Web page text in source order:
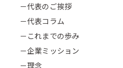
－代表のご挨拶
－代表コラム
－これまでの歩み
－企業ミッション
－理念